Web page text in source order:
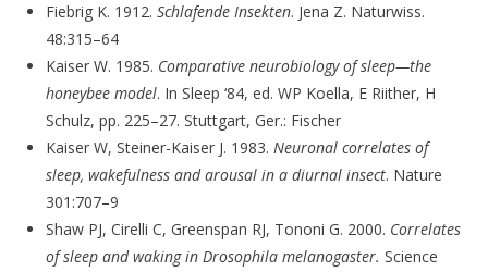
Fiebrig K. 1912.Schlafende Insekten. Jena Z. Naturwiss.
48:315–64
Kaiser W. 1985. Comparative neurobiology of sleep—the
honeybee model. In Sleep ‘84, ed. WP Koella, E Riither, H
Schulz, pp. 225–27. Stuttgart, Ger.: Fischer
Kaiser W, Steiner-Kaiser J. 1983.Neuronal correlates of
sleep, wakefulness and arousal in a diurnal insect. Nature
301:707–9
Shaw PJ, Cirelli C, Greenspan RJ, Tononi G. 2000. Correlates
of sleep and waking in Drosophila melanogaster. Science